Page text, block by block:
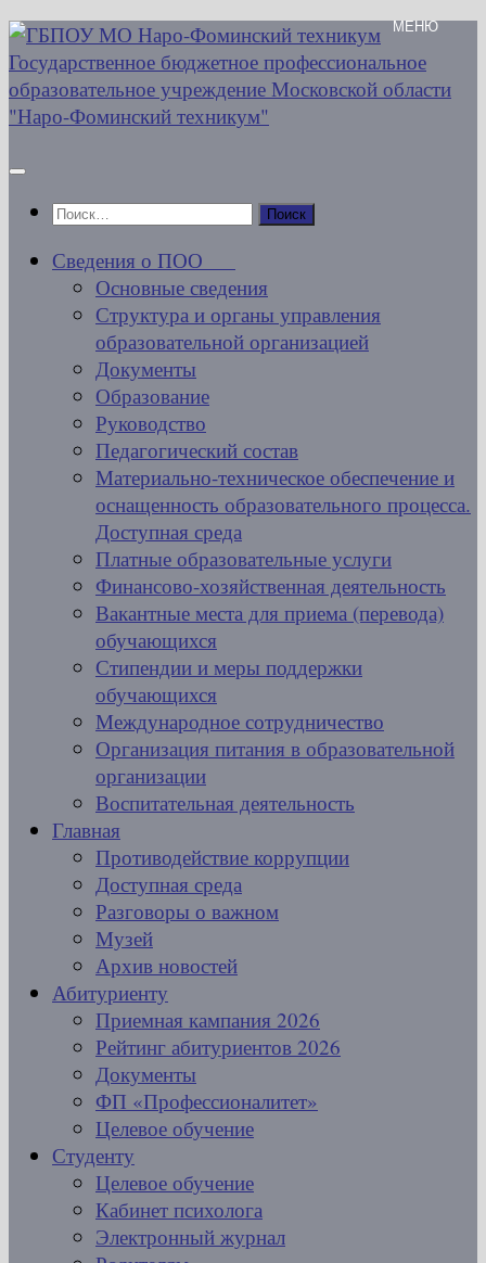
Перейти
к
содержимому
Найти:
Сведения о ПОО
Основные сведения
Структура и органы управления
образовательной организацией
Документы
Образование
Руководство
Педагогический состав
Материально-техническое обеспечение и
оснащенность образовательного процесса.
Доступная среда
Платные образовательные услуги
Финансово-хозяйственная деятельность
Вакантные места для приема (перевода)
обучающихся
Стипендии и меры поддержки
обучающихся
Международное сотрудничество
Организация питания в образовательной
организации
Воспитательная деятельность
Главная
Противодействие коррупции
Доступная среда
Разговоры о важном
Музей
Архив новостей
Абитуриенту
Приемная кампания 2026
Рейтинг абитуриентов 2026
Документы
ФП «Профессионалитет»
Целевое обучение
Студенту
Целевое обучение
Кабинет психолога
Электронный журнал